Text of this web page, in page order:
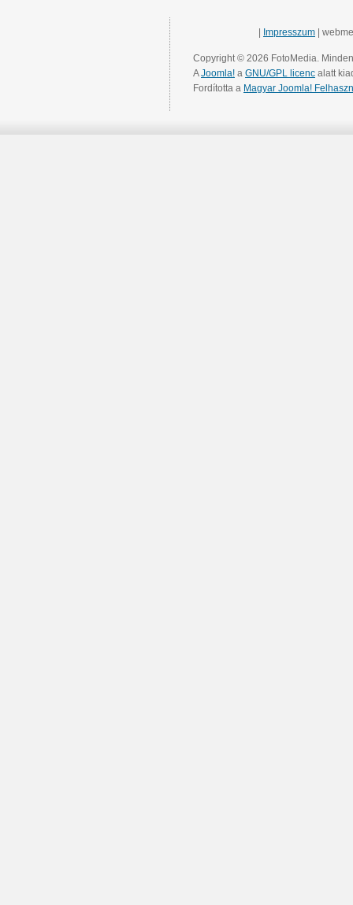
Impresszum |
Copyright © 2026 FotoMedia.
AJoomla! a GNU/GPL licenc alatt
Fordította a Magyar Joomla!